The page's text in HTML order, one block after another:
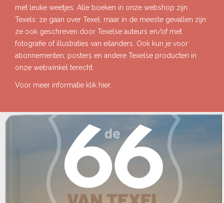
met leuke weetjes. Alle boeken in onze webshop zijn
Texels: ze gaan over Texel, maar in de meeste gevallen zijn
ze ook geschreven door Texelse auteurs en/of met
fotografie of illustraties van eilanders. Ook kun je voor
abonnementen, posters en andere Texelse producten in
onze webwinkel terecht.
Voor meer informatie klik hier.